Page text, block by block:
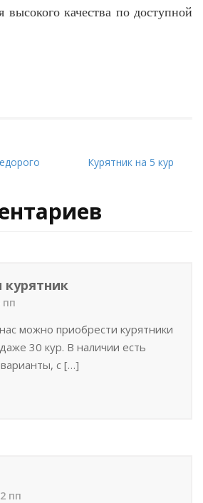
высокого качества по доступной
Курятник на 5 кур
пп
можно приобрести курятники
30 кур. В наличии есть
с […]
пп